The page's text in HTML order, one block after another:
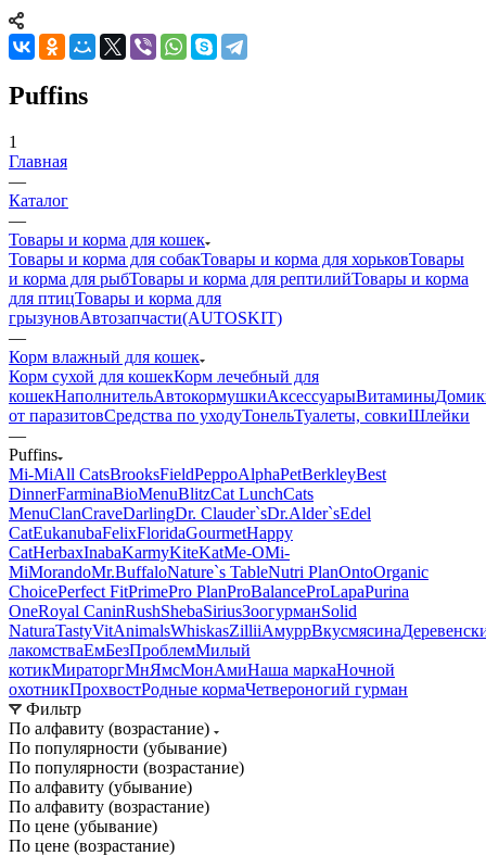
Puffins
1
Главная
—
Каталог
—
Товары и корма для кошек
Товары и корма для собакТовары и корма для хорьковТовары
и корма для рыбТовары и корма для рептилийТовары и корма
для птицТовары и корма для
грызуновАвтозапчасти(AUTOSKIT)
—
Корм влажный для кошек
Корм сухой для кошекКорм лечебный для
кошекНаполнительАвтокормушкиАксессуарыВитамины
от паразитовСредства по уходуТонельТуалеты, совкиШлейки
—
Puffins
Mi-МiAll CatsBrooksFieldPeppoAlphaPetBerkleyBest
DinnerFarminaBioMenuBlitzCat LunchCats
MenuClanCraveDarlingDr. Clauder`sDr.Alder`sEdel
CatEukanubaFelixFloridaGourmetHappy
CatHerbaxInabaKarmyKiteKatMe-OMi-
МiMorandoMr.BuffaloNature`s TableNutri PlanOntoOrganic
СhoicePerfect FitPrimePro PlanProBalanceProLapaPurina
OneRoyal CaninRushShebaSiriusЗоогурманSolid
NaturaTastyVitAnimalsWhiskasZilliiАмуррВкусмясина
лакомстваЕмБезПроблемМилый
котикМираторгМнЯмсМонАмиНаша маркаНочной
охотникПрохвостРодные кормаЧетвероногий гурман
Фильтр
По алфавиту (возрастание)
По популярности (убывание)
По популярности (возрастание)
По алфавиту (убывание)
По алфавиту (возрастание)
По цене (убывание)
По цене (возрастание)